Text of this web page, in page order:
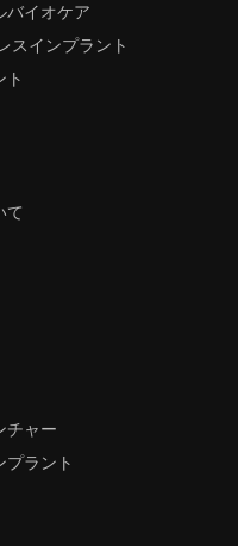
バイオケア
スインプラント
ト
て
チャー
プラント